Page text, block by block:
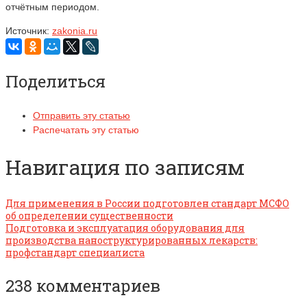
отчётным периодом.
Источник: zakonia.ru
Поделиться
Отправить эту статью
Распечатать эту статью
Навигация по записям
Для применения в России подготовлен стандарт МСФО
об определении существенности
Подготовка и эксплуатация оборудования для
производства наноструктурированных лекарств:
профстандарт специалиста
238 комментариев